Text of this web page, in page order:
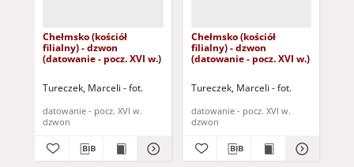
Chełmsko (kościół
filialny) - dzwon
(datowanie - pocz. XVI w.)
Tureczek, Marceli - fot.
datowanie - pocz. XVI w.
dzwon
Chełmsko (kościół
filialny) - dzwon
(datowanie - pocz. XVI w.)
Tureczek, Marceli - fot.
datowanie - pocz. XVI w.
dzwon